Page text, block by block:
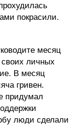
покрасили.
месяц
личных
В месяц
гривен.
придумал
люди сделали